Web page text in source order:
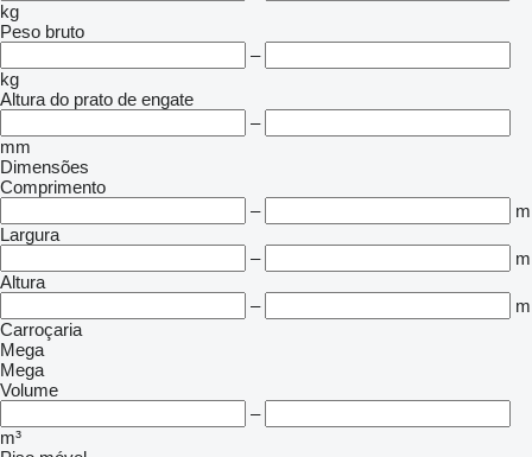
kg
Peso bruto
–
kg
Altura do prato de engate
–
mm
Dimensões
Comprimento
–
m
Largura
–
m
Altura
–
m
Carroçaria
Mega
Mega
Volume
–
m³